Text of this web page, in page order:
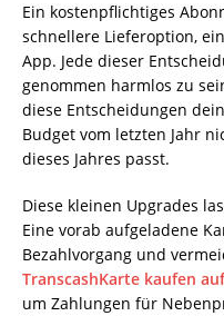
Ein kostenpflichtiges
schnellere Lieferoption,
App. Jede dieser
genommen harmlos zu
diese Entscheidungen
Budget vom letzten Jahr
dieses Jahres passt.
Diese kleinen Upgrades
Eine vorab aufgeladene
Bezahlvorgang und
TranscashKarte kaufen
um Zahlungen für